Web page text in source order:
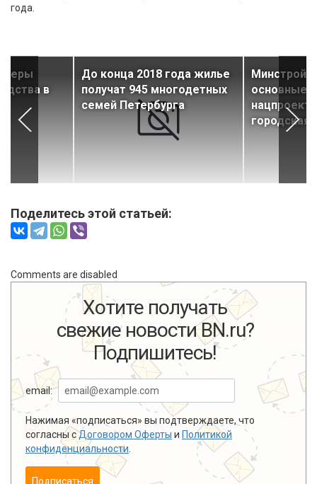
года.
в
До конца 2018 года жилье
получат 945 многодетных
семей Петербурга
Минстрой
основные
городская
Поделитесь этой статьей:
Comments are disabled
Хотите получать
свежие новости BN.ru?
Подпишитесь!
email:
Нажимая «подписаться» вы подтверждаете, что
согласны сДоговором Оферты и Политикой
конфиденциальности
Подписаться